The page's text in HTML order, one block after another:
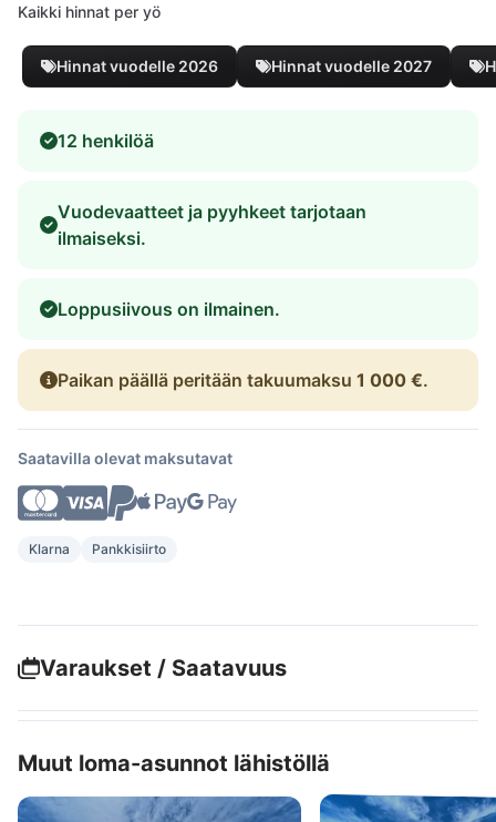
Kaikki hinnat per yö
Hinnat vuodelle 2026 Hinnat vuodelle 2027
12 henkilöä
Vuodevaatteet ja pyyhkeet tarjotaan
ilmaiseksi.
Loppusiivous on ilmainen.
Paikan päällä peritään takuumaksu 1 000 €.
Saatavilla olevat maksutavat
Klarna Pankkisiirto
Varaukset / Saatavuus
Muut loma-asunnot lähistöllä